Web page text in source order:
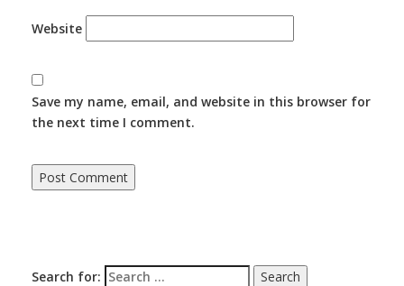
Website
Save my name, email, and website in this browser for
the next time I comment.
Search for: